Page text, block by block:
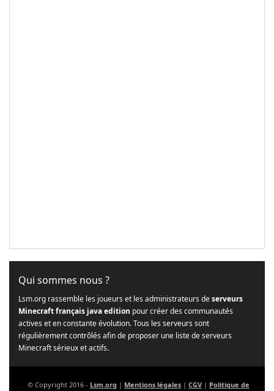
Qui sommes nous ?
Lsm.org rassemble les joueurs et les administrateurs deserveurs
Minecraft français java edition pour créer des communautés
actives et en constante évolution. Tous les serveurs sont
régulièrement contrôlés afin de proposer une liste de serveurs
Minecraft sérieux et actifs.
© Copyright 2016 - Lsm.org | Mentions légales | CGV | Politique de